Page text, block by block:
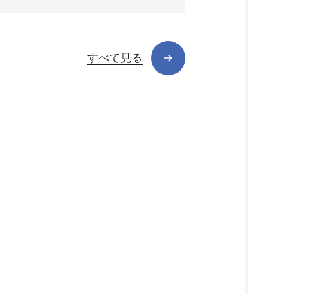
すべて見る